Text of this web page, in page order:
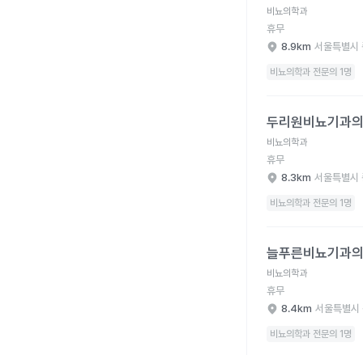
비뇨의학과
휴무
8.9km 서울특별시
비뇨의학과 전문의 1명
두리원비뇨기과
비뇨의학과
휴무
8.3km 서울특별시
비뇨의학과 전문의 1명
늘푸른비뇨기과
비뇨의학과
휴무
8.4km 서울특별
비뇨의학과 전문의 1명